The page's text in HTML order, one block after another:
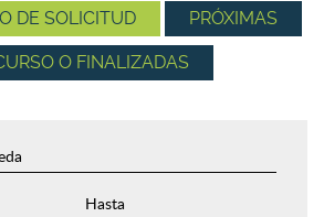
DE SOLICITUD PRÓXIMAS
O FINALIZADAS